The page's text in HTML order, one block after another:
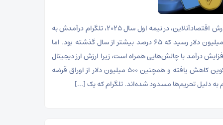
به گزارش اقتصادآنلاین، در نیمه اول سال ۲۰۲۵، تلگرام درآمدش به
۸۷۰ میلیون دلار رسید که ۶۵ درصد بیشتر از سال گذشته بود. اما
درآمد با چالش‌هایی همراه است، زیرا ارزش ارز دیجیتال
تون ‌کوین کاهش یافته و همچنین ۵۰۰ میلیون دلار از اوراق قرضه
به دلیل تحریم‌ها مسدود شده‌اند. تلگرام که یک […]